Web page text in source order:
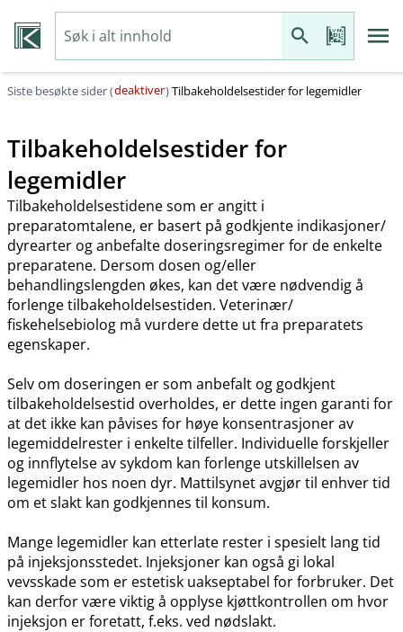
Siste besøkte sider (deaktiver)Tilbakeholdelsestider for legemidler
Tilbakeholdelsestider for
legemidler
Tilbakeholdelsestidene som er angitt i
preparatomtalene, er basert på godkjente indikasjoner​/​
dyrearter og anbefalte doseringsregimer for de enkelte
preparatene. Dersom dosen og​/​eller
behandlingslengden økes, kan det være nødvendig å
forlenge tilbakeholdelsestiden. Veterinær​/​
fiskehelsebiolog må vurdere dette ut fra preparatets
egenskaper.
Selv om doseringen er som anbefalt og godkjent
tilbakeholdelsestid overholdes, er dette ingen garanti for
at det ikke kan påvises for høye konsentrasjoner av
legemiddelrester i enkelte tilfeller. Individuelle forskjeller
og innflytelse av sykdom kan forlenge utskillelsen av
legemidler hos noen dyr. Mattilsynet avgjør til enhver tid
om et slakt kan godkjennes til konsum.
Mange legemidler kan etterlate rester i spesielt lang tid
på injeksjonsstedet. Injeksjoner kan også gi lokal
vevsskade som er estetisk uakseptabel for forbruker. Det
kan derfor være viktig å opplyse kjøttkontrollen om hvor
injeksjon er foretatt, f.eks. ved nødslakt.